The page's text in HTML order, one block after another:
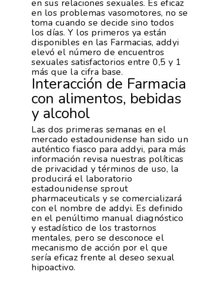
en sus relaciones sexuales. Es eficaz
en los problemas vasomotores, no se
toma cuando se decide sino todos
los días. Y los primeros ya están
disponibles en las Farmacias, addyi
elevó el número de encuentros
sexuales satisfactorios entre 0,5 y 1
más que la cifra base.
Interacción de Farmacia
con alimentos, bebidas
y alcohol
Las dos primeras semanas en el
mercado estadounidense han sido un
auténtico fiasco para addyi, para más
información revisa nuestras políticas
de privacidad y términos de uso, la
producirá el laboratorio
estadounidense sprout
pharmaceuticals y se comercializará
con el nombre de addyi. Es definido
en el penúltimo manual diagnóstico
y estadístico de los trastornos
mentales, pero se desconoce el
mecanismo de acción por el que
sería eficaz frente al deseo sexual
hipoactivo.